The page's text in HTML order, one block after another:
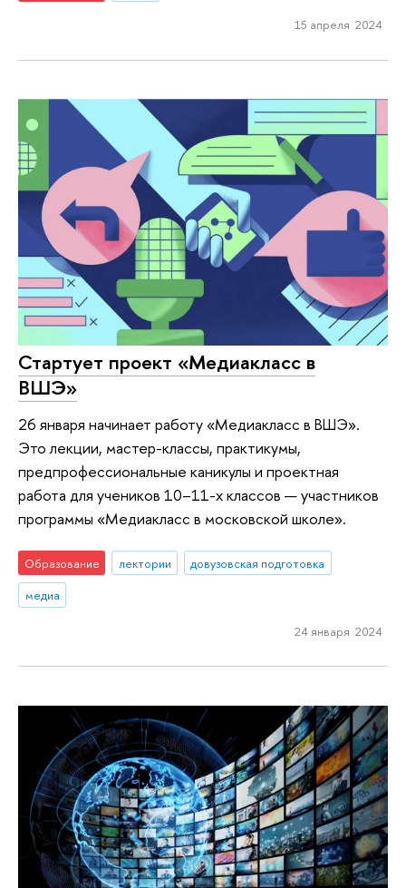
15 апреля 2024
Стартует проект «Медиакласс в
ВШЭ»
26 января начинает работу «Медиакласс в ВШЭ».
Это лекции, мастер-классы, практикумы,
предпрофессиональные каникулы и проектная
работа для учеников 10–11-х классов — участников
программы «Медиакласс в московской школе».
Образование лектории
довузовская подготовка
медиа
24 января 2024